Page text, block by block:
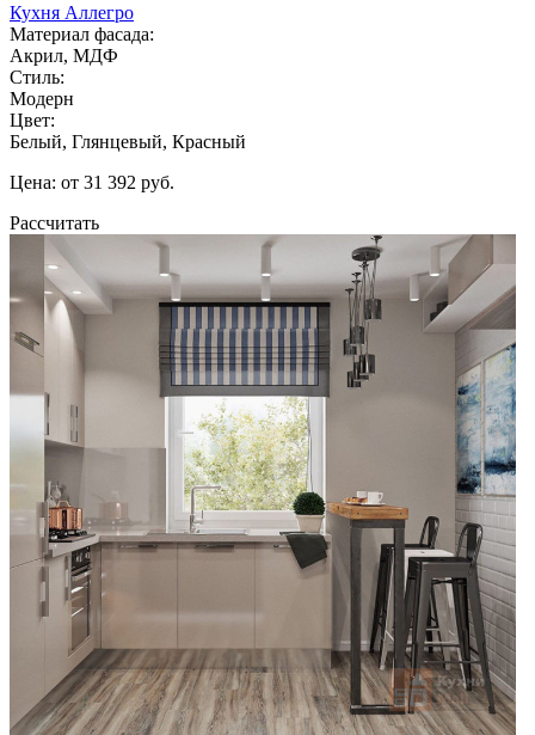
Кухня Аллегро
Материал фасада:
Акрил, МДФ
Стиль:
Модерн
Цвет:
Белый, Глянцевый, Красный
Цена: от 31 392 руб.
Рассчитать